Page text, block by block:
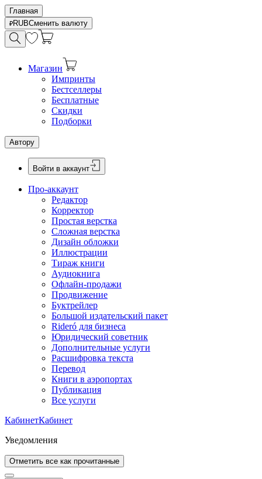
Главная
RUBСменить валюту
Магазин
Импринты
Бестселлеры
Бесплатные
Скидки
Подборки
Автору
Войти в аккаунт
Про-аккаунт
Редактор
Корректор
Простая верстка
Сложная верстка
Дизайн обложки
Иллюстрации
Тираж книги
Аудиокнига
Офлайн-продажи
Продвижение
Буктрейлер
Большой издательский пакет
Rideró для бизнеса
Юридический советник
Дополнительные услуги
Расшифровка текста
Перевод
Книги в аэропортах
Публикация
Все услуги
КабинетКабинет
Уведомления
Отметить все как прочитанные